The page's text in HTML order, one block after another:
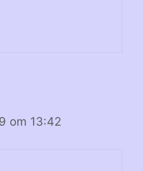
om 13:42